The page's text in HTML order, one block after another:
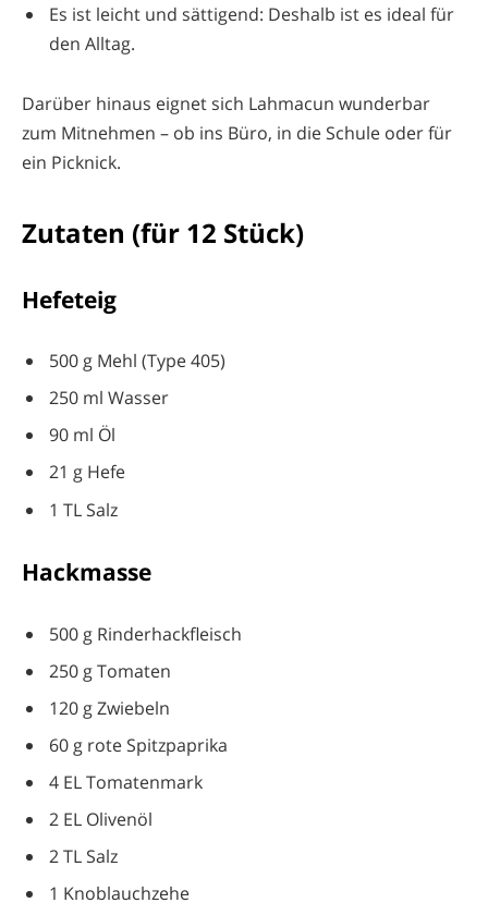
Es ist leicht und sättigend: Deshalb ist es ideal für
den Alltag.
Darüber hinaus eignet sich Lahmacun wunderbar
zum Mitnehmen – ob ins Büro, in die Schule oder für
ein Picknick.
Zutaten (für 12 Stück)
Hefeteig
500 g Mehl (Type 405)
250 ml Wasser
90 ml Öl
21 g Hefe
1 TL Salz
Hackmasse
500 g Rinderhackfleisch
250 g Tomaten
120 g Zwiebeln
60 g rote Spitzpaprika
4 EL Tomatenmark
2 EL Olivenöl
2 TL Salz
1 Knoblauchzehe